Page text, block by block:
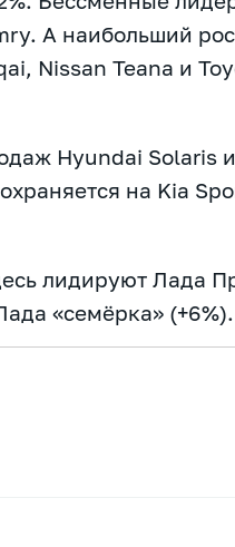
А наибольший
Nissan Teana и
Hyundai Solaris
на Kia
лидируют Лада
«семёрка» (+6%).